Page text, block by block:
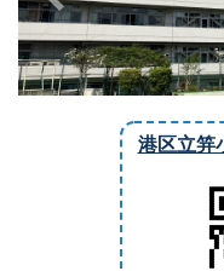
Previous
港区立笄